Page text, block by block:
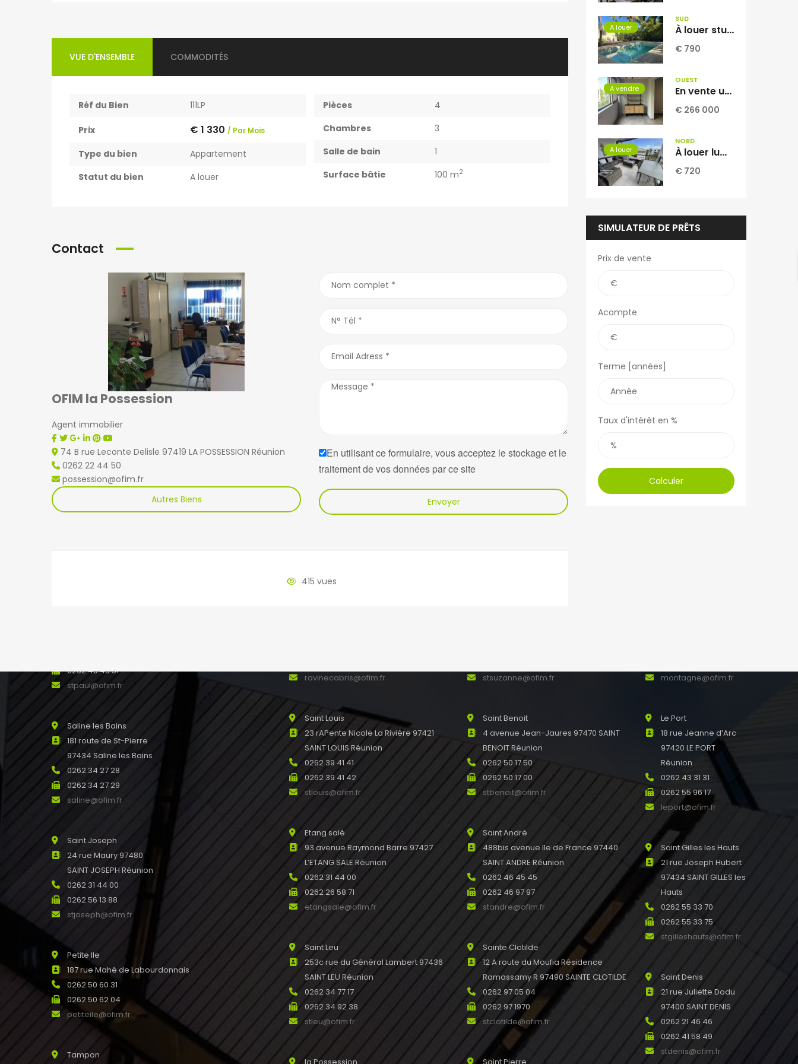
VUE D'ENSEMBLE COMMODITÉS
Réf du Bien 111LP
Prix € 1 330 / Par Mois
Type du bien
Appartement
Statut du bien
A louer
Pièces
4
Chambres
3
Salle de bain
1
Surface bâtie
100 m2
Contact
OFIM la Possession
Agent immobilier
74 B rue Leconte Delisle 97419 LA POSSESSION Réunion
0262 22 44 50
possession@ofim.fr
Autres Biens
En utilisant ce formulaire, vous acceptez le stockage et le
traitement de vos données par ce site
Envoyer
415 vues
A louer
SUD
À louer studio meublé de 36.80 m2 situé dans une villa coloniale à La Ligne des Bambous Saint Pierre Réunion
€ 790
A vendre
OUEST
En vente un appartement T2 rénové dans une résidence sécurisée au centre ville de Saint-Leu Réunion
€ 266 000
A louer
NORD
À louer lumineux appartement T2 meublé avec vue mer et piscine à La Montagne Réunion
€ 720
SIMULATEUR DE PRÊTS
Prix de vente
Acompte
Terme [années]
Taux d'intérêt en %
Calculer
0262 45 43 51
stpaul@ofim.fr
Saline les Bains
181 route de St-Pierre
97434 Saline les Bains
0262 34 27 28
0262 34 27 29
saline@ofim.fr
Saint Joseph
24 rue Maury 97480
SAINT JOSEPH Réunion
0262 31 44 00
0262 56 13 88
stjoseph@ofim.fr
Petite Ile
187 rue Mahé de Labourdonnais
0262 50 60 31
0262 50 62 04
petiteile@ofim.fr
Tampon
ravinecabris@ofim.fr
Saint Louis
23 rAPente Nicole La Rivière 97421
SAINT LOUIS Réunion
0262 39 41 41
0262 39 41 42
stlouis@ofim.fr
Etang salé
93 avenue Raymond Barre 97427
L’ETANG SALE Réunion
0262 31 44 00
0262 26 58 71
etangsale@ofim.fr
Saint Leu
253c rue du Général Lambert 97436
SAINT LEU Réunion
0262 34 77 17
0262 34 92 38
stleu@ofim.fr
la Possession
stsuzanne@ofim.fr
Saint Benoit
4 avenue Jean-Jaures 97470 SAINT
BENOIT Réunion
0262 50 17 50
0262 50 17 00
stbenoit@ofim.fr
Saint André
488bis avenue Ile de France 97440
SAINT ANDRE Réunion
0262 46 45 45
0262 46 97 97
standre@ofim.fr
Sainte Clotilde
12 A route du Moufia Résidence
Ramassamy R 97490 SAINTE CLOTILDE
0262 97 05 04
0262 97 1970
stclotilde@ofim.fr
Saint Pierre
montagne@ofim.fr
Le Port
18 rue Jeanne d’Arc
97420 LE PORT
Réunion
0262 43 31 31
0262 55 96 17
leport@ofim.fr
Saint Gilles les Hauts
21 rue Joseph Hubert
97434 SAINT GILLES les
Hauts
0262 55 33 70
0262 55 33 75
stgilleshauts@ofim.fr
Saint Denis
21 rue Juliette Dodu
97400 SAINT DENIS
0262 21 46 46
0262 41 58 49
stdenis@ofim.fr